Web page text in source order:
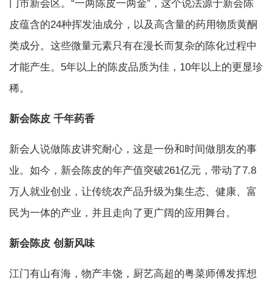
门市新会区。“一两陈皮一两金”，这个说法源于新会陈
皮蕴含的24种挥发油成分，以及高含量的药用物质黄酮
类成分。这些微量元素只有在漫长而复杂的陈化过程中
才能产生。5年以上的陈皮品质为佳，10年以上的更显珍
稀。
新会陈皮 千年药香
新会人说做陈皮讲究耐心，这是一份和时间做朋友的事
业。如今，新会陈皮的年产值突破261亿元，带动了7.8
万人就业创业，让传统农产品升级为集生态、健康、富
民为一体的产业，并且走向了更广阔的应用舞台。
新会陈皮 创新风味
江门有山有海，物产丰饶，厨艺高超的粤菜师傅发挥想